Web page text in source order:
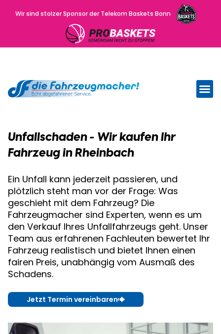
Wir sind stolzer Sponsor der Telekom Baskets Bonn
Unfallschaden - Wir kaufen Ihr
Fahrzeug in Rheinbach
Ein Unfall kann jederzeit passieren, und
plötzlich steht man vor der Frage: Was
geschieht mit dem Fahrzeug? Die
Fahrzeugmacher sind Experten, wenn es um
den Verkauf Ihres Unfallfahrzeugs geht. Unser
Team aus erfahrenen Fachleuten bewertet Ihr
Fahrzeug realistisch und bietet Ihnen einen
fairen Preis, unabhängig vom Ausmaß des
Schadens.
Jetzt Termin vereinbaren